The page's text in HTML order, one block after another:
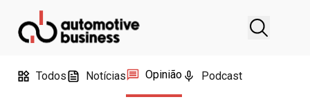
Todos Notícias Opinião Podcast